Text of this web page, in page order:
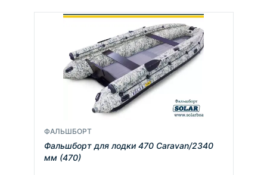
ФАЛЬШБОРТ
Фальшборт для лодки 470 Caravan/2340
мм (470)